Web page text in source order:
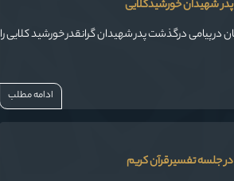
شهیدان خورشیدکلایی
در پیامی درگذشت پدر شهیدان گرانقدر خورشید کلایی را
ادامه مطلب
جلسه تفسیرقرآن کریم